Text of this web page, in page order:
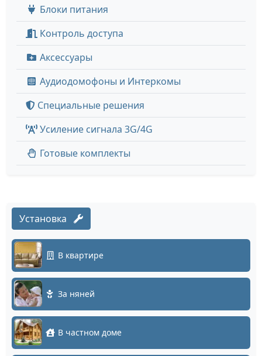
Блоки питания
Контроль доступа
Аксессуары
Аудиодомофоны и Интеркомы
Специальные решения
Усиление сигнала 3G/4G
Готовые комплекты
Установка
В квартире
За няней
В частном доме